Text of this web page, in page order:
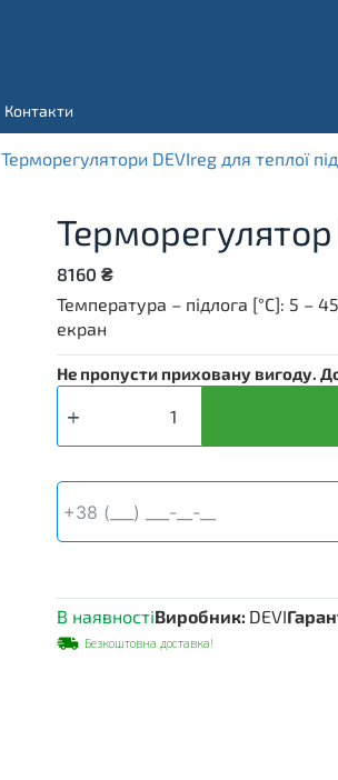
Контакти
Терморегулятори DEVIreg для теплої
8160₴
Температура – підлога [°C]: 5 –
екран
Не пропусти приховану вигоду.
DEVIreg™
Touch
Pure
White
кількість
В наявностіВиробник: DEVI
Безкоштовна доставка!